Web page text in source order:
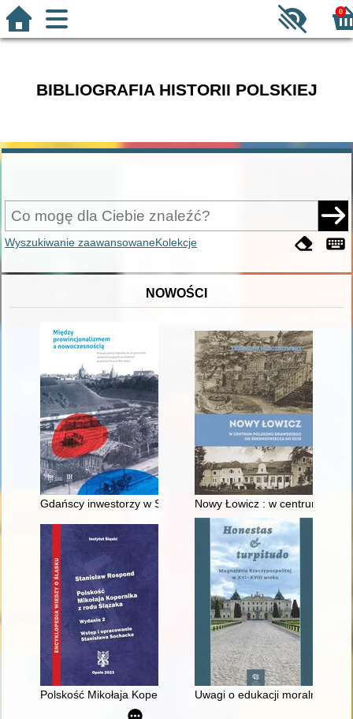
0
BIBLIOGRAFIA HISTORII POLSKIEJ
Wyszukiwanie zaawansowaneKolekcje
NOWOŚCI
Gdańscy inwestorzy w Sopocie : prestiż finansowy i
Nowy Łowicz : w centrum
Polskość Mikołaja Kopernika z rodu ŚlązakaUwagi o edukacji moralnej